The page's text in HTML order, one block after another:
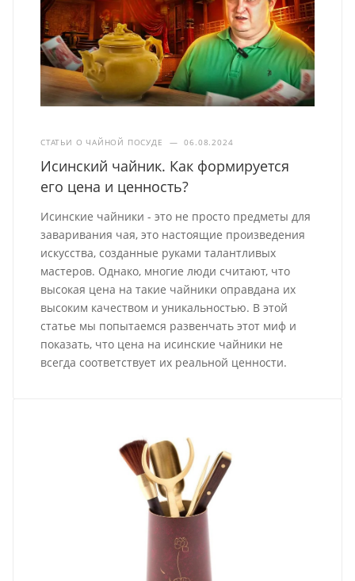
СТАТЬИ О ЧАЙНОЙ ПОСУДЕ — 06.08.2024
Исинский чайник. Как формируется
его цена и ценность?
Исинские чайники - это не просто предметы для
заваривания чая, это настоящие произведения
искусства, созданные руками талантливых
мастеров. Однако, многие люди считают, что
высокая цена на такие чайники оправдана их
высоким качеством и уникальностью. В этой
статье мы попытаемся развенчать этот миф и
показать, что цена на исинские чайники не
всегда соответствует их реальной ценности.